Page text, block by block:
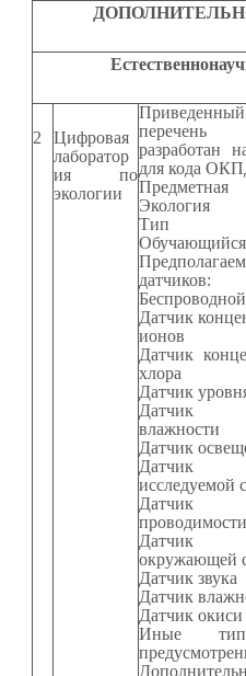
2
Цифровая
лаборатор
ия по
экологии
перечень
разработан
для кода
Экология
Тип
Обучающийся
датчиков:
Датчик
ионов
Датчик
хлора
Датчик
Датчик
влажности
Датчик
Датчик
исследуемой
Датчик
проводимости
Датчик
окружающей
Датчик звука
Датчик
Датчик окиси
Иные